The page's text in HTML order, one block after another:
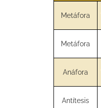
Metáfora
Metáfora
Anáfora
Antítesis